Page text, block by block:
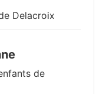
Delacroix
de